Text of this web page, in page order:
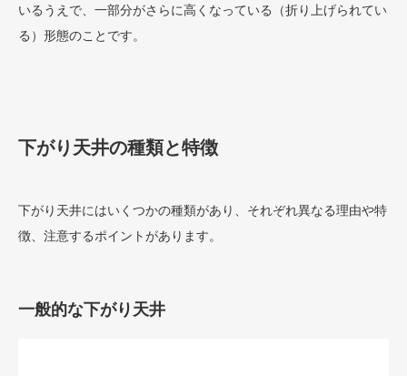
いるうえで、一部分がさらに高くなっている（折り上げられてい
る）形態のことです。
下がり天井の種類と特徴
下がり天井にはいくつかの種類があり、それぞれ異なる理由や特
徴、注意するポイントがあります。
一般的な下がり天井